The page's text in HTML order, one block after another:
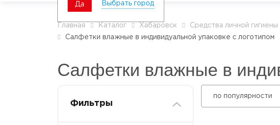
Да Выбрать город
Главная Каталог Хабаровск Средства личной гигиены
Салфетки влажные в индивидуальной упаковке с логотипом
Салфетки влажные в
Фильтры
по популярности